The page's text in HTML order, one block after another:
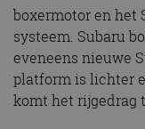
boxermotor en het
systeem. Subaru
eveneens nieuwe
platform is lichter
komt het rijgedrag